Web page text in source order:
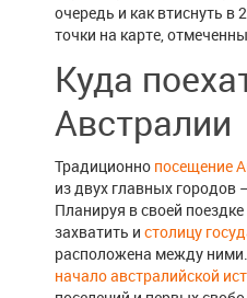
очередь и как втиснуть в
точки на карте,
Куда
Австралии
Традиционно посещение
из двух главных городов
Планируя в своей
захватить и столицу
расположена между
начало австралийской